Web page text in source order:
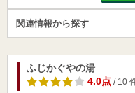
関連情報から探す
ふじかぐやの湯
4.0点/ 10